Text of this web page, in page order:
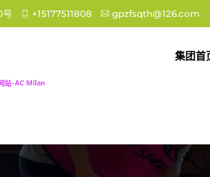
号 +15177511808 gpzfsqth@126.com
集团首